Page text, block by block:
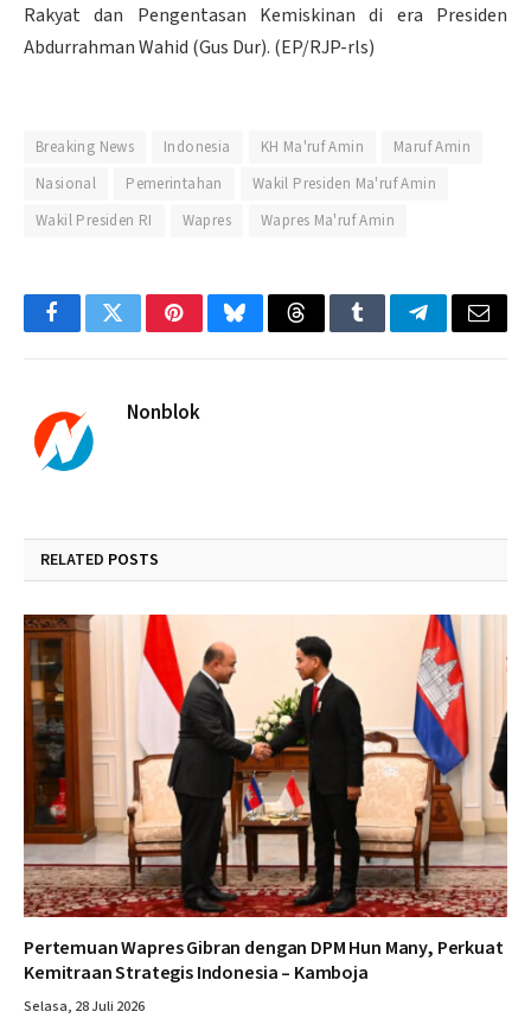
Rakyat dan Pengentasan Kemiskinan di era Presiden
Abdurrahman Wahid (Gus Dur). (EP/RJP-rls)
Breaking News Indonesia KH Ma'ruf Amin
Maruf Amin
Nasional
Pemerintahan
Wakil Presiden Ma'ruf Amin
Wakil Presiden RI
Wapres Wapres Ma'ruf Amin
FacebookTwitterPinterestBlueskyThreadsTumblrTelegramEmail
Nonblok
RELATED POSTS
Pertemuan Wapres Gibran dengan DPM Hun Many, Perkuat
Kemitraan Strategis Indonesia – Kamboja
Selasa, 28 Juli 2026